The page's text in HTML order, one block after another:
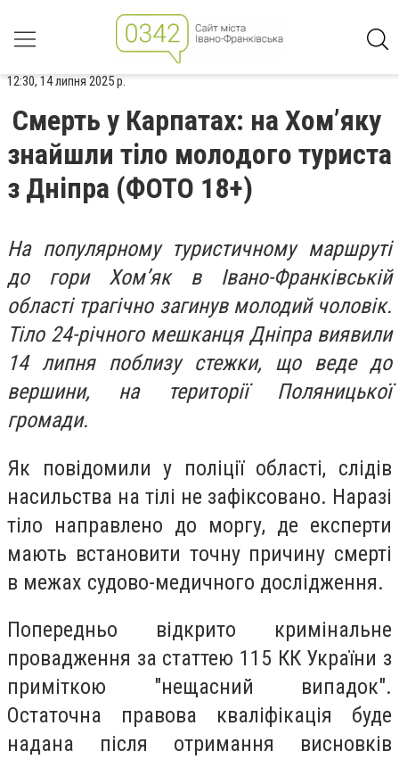
12:30, 14 липня 2025 р.
Смерть у Карпатах: на Хом’яку
знайшли тіло молодого туриста
з Дніпра (ФОТО 18+)
На популярному туристичному маршруті
до гори Хом’як в Івано-Франківській
області трагічно загинув молодий чоловік.
Тіло 24-річного мешканця Дніпра виявили
14 липня поблизу стежки, що веде до
вершини, на території Поляницької
громади.
Як повідомили у поліції області, слідів
насильства на тілі не зафіксовано. Наразі
тіло направлено до моргу, де експерти
мають встановити точну причину смерті
в межах судово-медичного дослідження.
Попередньо відкрито кримінальне
провадження за статтею 115 КК України з
приміткою "нещасний випадок".
Остаточна правова кваліфікація буде
надана після отримання висновків